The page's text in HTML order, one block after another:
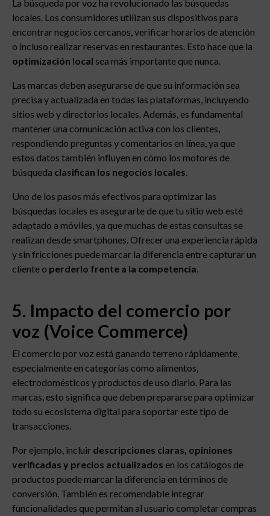
La búsqueda por voz ha revolucionado las búsquedas
locales. Los consumidores utilizan sus dispositivos para
encontrar negocios cercanos, verificar horarios de atención
o incluso realizar reservas en restaurantes. Esto hace que la
optimización local sea más importante que nunca.
Las marcas deben asegurarse de que su información sea
precisa y actualizada en todas las plataformas, incluyendo
sitios web y directorios locales. Además, es fundamental
mantener una comunicación activa con los clientes,
respondiendo preguntas y comentarios en línea, ya que
estos datos también influyen en cómo los motores de
búsqueda clasifican los negocios locales.
Uno de los pasos más efectivos para optimizar las
búsquedas locales es asegurarte de que tu sitio web esté
adaptado a móviles, ya que muchas de estas consultas se
realizan desde smartphones. Ofrecer una experiencia rápida
y sin fricciones puede marcar la diferencia entre capturar un
cliente o perderlo frente a la competencia.
5. Impacto del comercio por
voz (Voice Commerce)
El comercio por voz está ganando terreno rápidamente,
especialmente en categorías como alimentos,
electrodomésticos y productos de uso diario. Para las
marcas, esto significa que deben prepararse para optimizar
todo su ecosistema digital para soportar este tipo de
transacciones.
Por ejemplo, incluir descripciones claras, opiniones
verificadas y precios actualizados en los catálogos de
productos puede marcar la diferencia en términos de
conversión. También es recomendable integrar
funcionalidades que permitan al usuario completar compras